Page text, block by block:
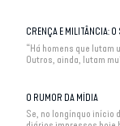
CRENÇA E MILITÂNCIA:
“Há homens que lutam
Outros, ainda, lutam
O RUMOR DA MÍDIA
Se, no longínquo início